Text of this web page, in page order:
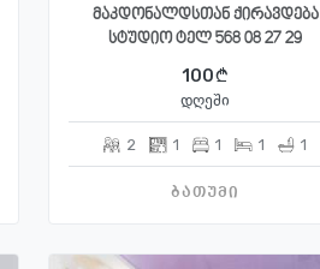
მაკდონალდსთან ქირავდება
სტუდიო ტელ 568 08 27 29
100
დღეში
2 1 1 1 1
ბათუმი